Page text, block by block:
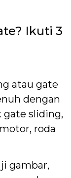
Ikuti 3
atau gate
dengan
gate sliding,
roda
gambar,